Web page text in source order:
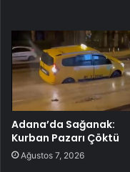
Adana’da Sağanak:
Kurban Pazarı Çöktü
Ağustos 7, 2026